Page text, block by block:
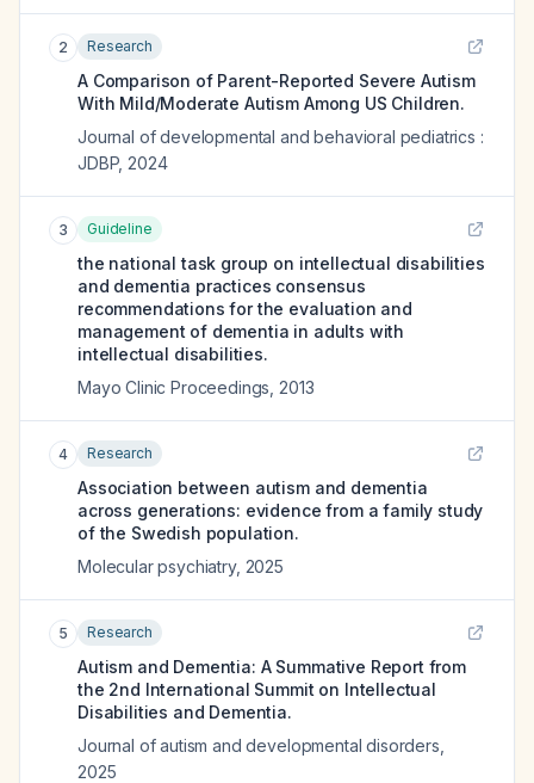
2 Research
A Comparison of Parent-Reported Severe Autism
With Mild/Moderate Autism Among US Children.
Journal of developmental and behavioral pediatrics :
JDBP, 2024
3 Guideline
the national task group on intellectual disabilities
and dementia practices consensus
recommendations for the evaluation and
management of dementia in adults with
intellectual disabilities.
Mayo Clinic Proceedings 2013
4 Research
Association between autism and dementia
across generations: evidence from a family study
of the Swedish population.
Molecular psychiatry, 2025
5 Research
Autism and Dementia: A Summative Report from
the 2nd International Summit on Intellectual
Disabilities and Dementia.
Journal of autism and developmental disorders
2025